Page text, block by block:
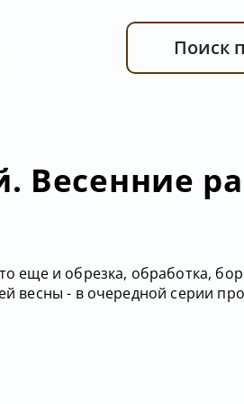
Поиск
Весенние
еще и обрезка, обработка,
весны - в очередной серии